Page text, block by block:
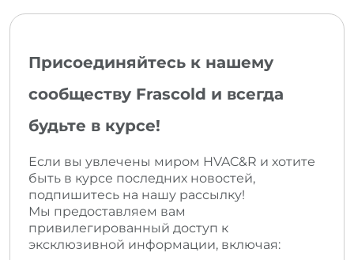
Присоединяйтесь к нашему
сообществу Frascold и всегда
будьте в курсе!
Если вы увлечены миром HVAC&R и хотите
быть в курсе последних новостей,
подпишитесь на нашу рассылку!
Мы предоставляем вам
привилегированный доступ к
эксклюзивной информации, включая: